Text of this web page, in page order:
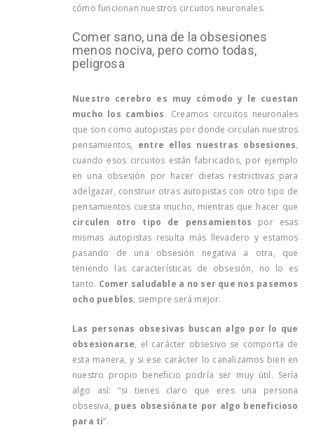
cómo funcionan nuestros circuitos neuronales.
Comer sano, una de la obsesiones
menos nociva, pero como todas,
peligrosa
Nuestro cerebro es muy cómodo y le cuestan
mucho los cambios. Creamos circuitos neuronales
que son como autopistas por donde circulan nuestros
pensamientos, entre ellos nuestras obsesiones,
cuando esos circuitos están fabricados, por ejemplo
en una obsesión por hacer dietas restrictivas para
adelgazar, construir otras autopistas con otro tipo de
pensamientos cuesta mucho, mientras que hacer que
circulen otro tipo de pensamientos por esas
mismas autopistas resulta más llevadero y estamos
pasando de una obsesión negativa a otra, que
teniendo las características de obsesión, no lo es
tanto. Comer saludable a no ser que nos pasemos
ocho pueblos, siempre será mejor.
Las personas obsesivas buscan algo por lo que
obsesionarse, el carácter obsesivo se comporta de
esta manera, y si ese carácter lo canalizamos bien en
nuestro propio beneficio podría ser muy útil. Sería
algo así: “si tienes claro que eres una persona
obsesiva, pues obsesiónate por algo beneficioso
para ti”.